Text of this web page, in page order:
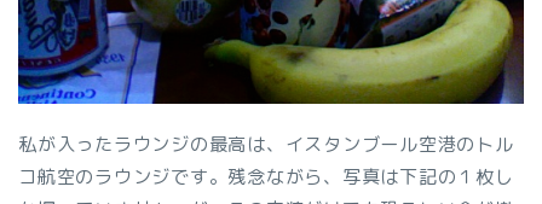
私が入ったラウンジの最高は、イスタンブール空港のトル
コ航空のラウンジです。残念ながら、写真は下記の１枚し